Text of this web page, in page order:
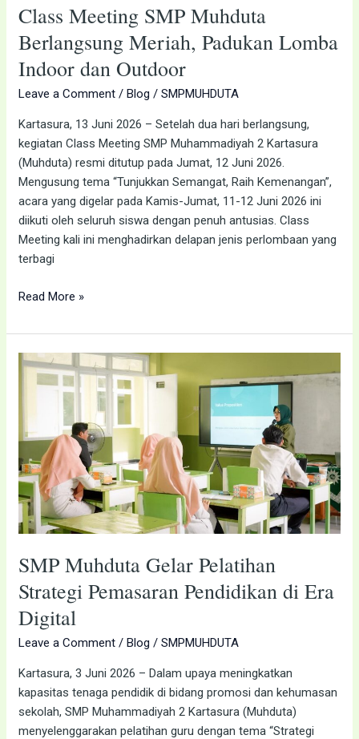
Class Meeting SMP Muhduta
Berlangsung Meriah, Padukan Lomba
Indoor dan Outdoor
Leave a Comment /Blog /SMPMUHDUTA
Kartasura, 13 Juni 2026 – Setelah dua hari berlangsung,
kegiatan Class Meeting SMP Muhammadiyah 2 Kartasura
(Muhduta) resmi ditutup pada Jumat, 12 Juni 2026.
Mengusung tema “Tunjukkan Semangat, Raih Kemenangan”,
acara yang digelar pada Kamis-Jumat, 11-12 Juni 2026 ini
diikuti oleh seluruh siswa dengan penuh antusias. Class
Meeting kali ini menghadirkan delapan jenis perlombaan yang
terbagi
Read More »
SMP Muhduta Gelar Pelatihan
Strategi Pemasaran Pendidikan di Era
Digital
Leave a Comment /Blog /SMPMUHDUTA
Kartasura, 3 Juni 2026 – Dalam upaya meningkatkan
kapasitas tenaga pendidik di bidang promosi dan kehumasan
sekolah, SMP Muhammadiyah 2 Kartasura (Muhduta)
menyelenggarakan pelatihan guru dengan tema “Strategi
SMP
Strategi
Pemasaran
Pendidikan
di
Era
Digital